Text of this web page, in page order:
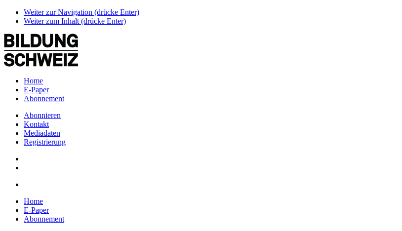
Weiter zur Navigation (drücke Enter)
Weiter zum Inhalt (drücke Enter)
Home
E-Paper
Abonnement
Abonnieren
Kontakt
Mediadaten
Registrierung
Home
E-Paper
Abonnement